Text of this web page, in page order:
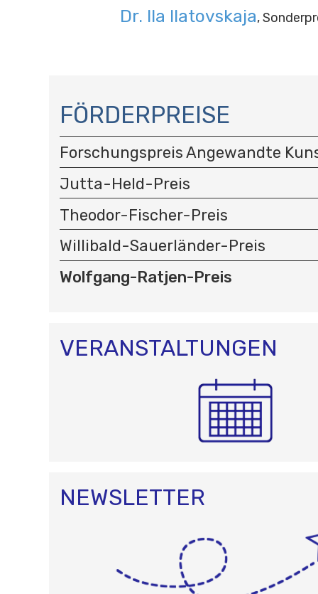
Dr. Ila Ilatovskaja,
A
V
I
G
A
T
I
O
N
FÖRDERPREISE
Forschungspreis Angewandte
Jutta-Held-Preis
Theodor-Fischer-Preis
Willibald-Sauerländer-Preis
Wolfgang-Ratjen-Preis
VERANSTALTUNGEN
NEWSLETTER